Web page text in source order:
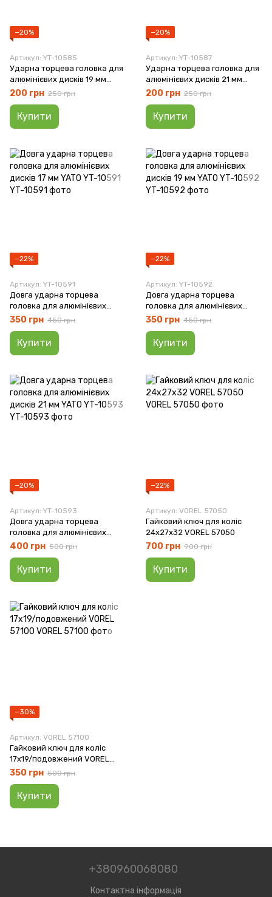
−20%
Артикул: YT-10585
Ударна торцева головка для
алюмінієвих дисків 19 мм
YATO YT-10585
200 грн 250 грн
Купити
−20%
Артикул: YT-10587
Ударна торцева головка для
алюмінієвих дисків 21 мм
YATO YT-10587
200 грн 250 грн
Купити
−22%
Артикул: YT-10591
Довга ударна торцева
головка для алюмінієвих
дисків 17 мм YATO YT-10591
350 грн 450 грн
Купити
−22%
Артикул: YT-10592
Довга ударна торцева
головка для алюмінієвих
дисків 19 мм YATO YT-10592
350 грн 450 грн
Купити
−20%
Артикул: YT-10593
Довга ударна торцева
головка для алюмінієвих
дисків 21 мм YATO YT-10593
400 грн 500 грн
Купити
−22%
Артикул: VOREL 57050
Гайковий ключ для коліс
24х27х32 VOREL 57050
700 грн 900 грн
Купити
−30%
Артикул: VOREL 57100
Гайковий ключ для коліс
17x19/подовжений VOREL
57100
350 грн 500 грн
Купити
+380960068080
Контактна інформація